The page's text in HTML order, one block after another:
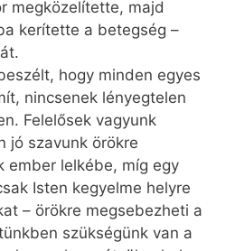
megközelítette, majd
kerítette a betegség –
hogy minden egyes
nincsenek lényegtelen
Felelősek vagyunk
jó szavunk örökre
ember lelkébe, míg egy
Isten kegyelme helyre
– örökre megsebezheti a
szükségünk van a